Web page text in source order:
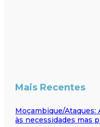
Mais Recentes
Moçambique/
às necessidades mas